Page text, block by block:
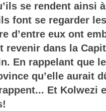
se rendent ainsi
font se regarder
d’entre eux ont
revenir dans la
En rappelant que
qu’elle aurait
Et Kolwezi